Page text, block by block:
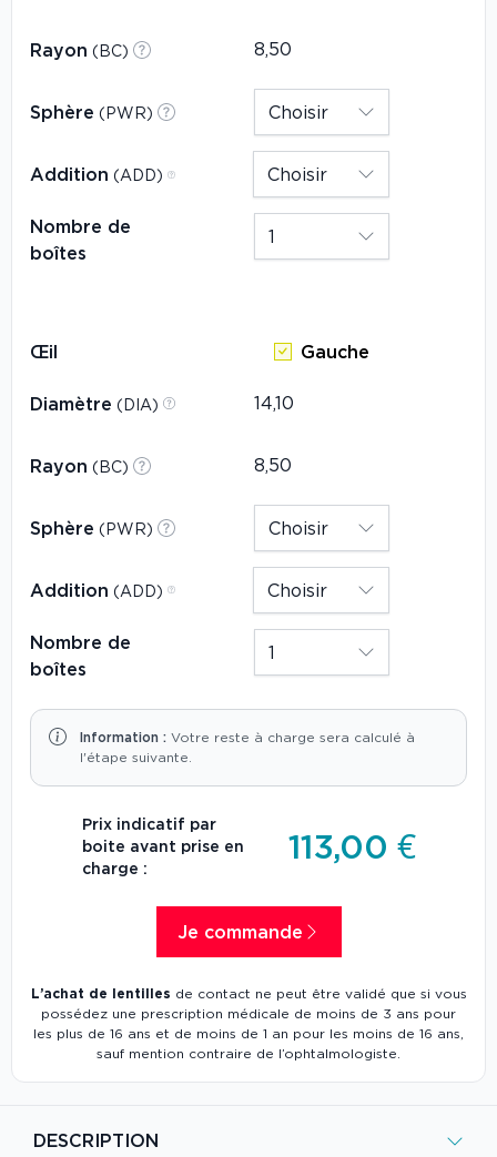
DESCRIPTION
Rayon (BC)
Sphère (PWR)
Addition (ADD)
Nombre de
boîtes
Œil Gauche
Diamètre (DIA)
Rayon (BC)
Sphère (PWR)
Addition (ADD)
Nombre de
boîtes
Information : Votre reste à charge sera calculé à
l'étape suivante.
Prix indicatif par
boite avant prise en
charge :
113,00 €
Je commande
L’achat de lentilles de contact ne peut être validé que si vous
possédez une prescription médicale de moins de 3 ans pour
les plus de 16 ans et de moins de 1 an pour les moins de 16 ans,
sauf mention contraire de l’ophtalmologiste.